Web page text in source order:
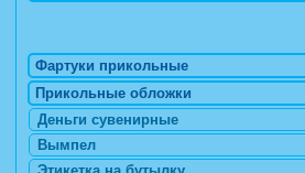
Фартуки прикольные
Прикольные обложки
Деньги сувенирные
Вымпел